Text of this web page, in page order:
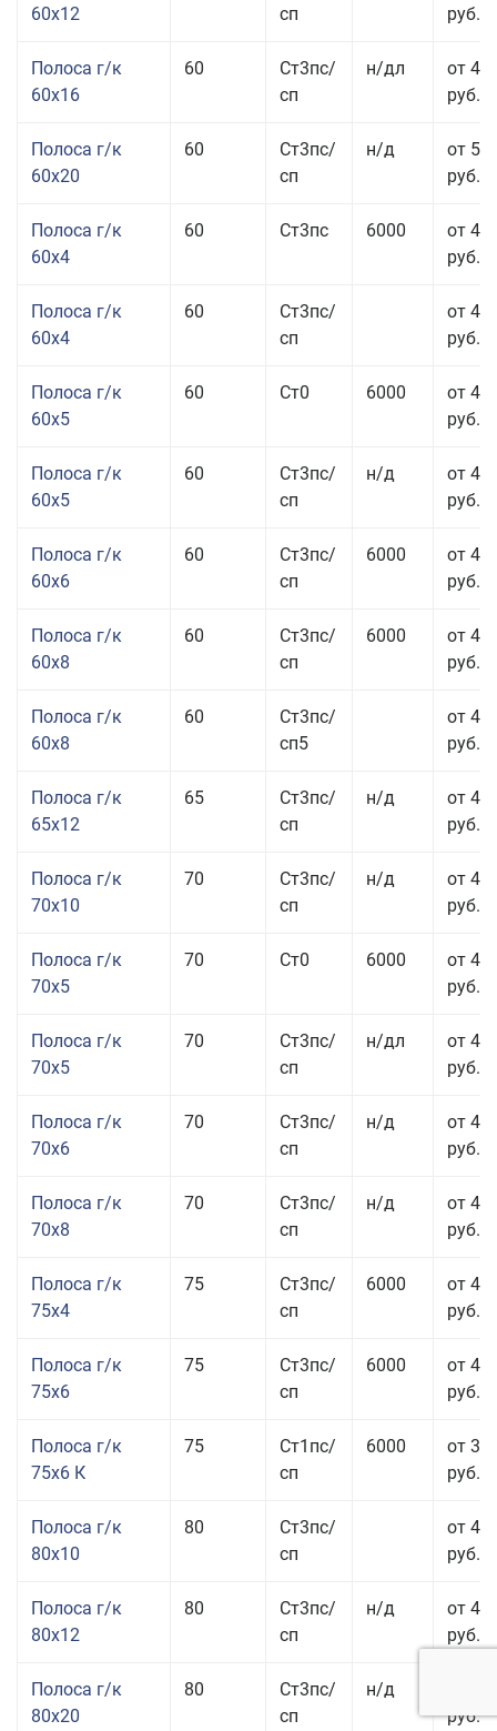
60x12
сп
руб.
Полоса г/к
60x16
60
Ст3пс/
сп
н/дл
от 48
руб.
Полоса г/к
60x20
60
Ст3пс/
сп
н/д
от 53
руб.
Полоса г/к
60x4
60 Ст3пс 6000
от 45
руб.
Полоса г/к
60x4
60
Ст3пс/
сп
от 45
руб.
Полоса г/к
60x5
60 Ст0 6000
от 42
руб.
Полоса г/к
60x5
60
Ст3пс/
сп
н/д
от 42
руб.
Полоса г/к
60x6
60
Ст3пс/
сп
6000
от 42
руб.
Полоса г/к
60x8
60
Ст3пс/
сп
6000
от 42
руб.
Полоса г/к
60x8
60
Ст3пс/
сп5
от 42
руб.
Полоса г/к
65x12
65
Ст3пс/
сп
н/д
от 42
руб.
Полоса г/к
70x10
70
Ст3пс/
сп
н/д
от 42
руб.
Полоса г/к
70x5
70 Ст0 6000
от 44
руб.
Полоса г/к
70x5
70
Ст3пс/
сп
н/дл
от 44
руб.
Полоса г/к
70x6
70
Ст3пс/
сп
н/д
от 43
руб.
Полоса г/к
70x8
70
Ст3пс/
сп
н/д
от 43
руб.
Полоса г/к
75x4
75
Ст3пс/
сп
6000
от 42
руб.
Полоса г/к
75x6
75
Ст3пс/
сп
6000
от 42
руб.
Полоса г/к
75x6 К
75
Ст1пс/
сп
6000
от 35
руб.
Полоса г/к
80x10
80
Ст3пс/
сп
от 43
руб.
Полоса г/к
80x12
80
Ст3пс/
сп
н/д
от 45
руб.
Полоса г/к
80x20
80
Ст3пс/
сп
н/д
руб.